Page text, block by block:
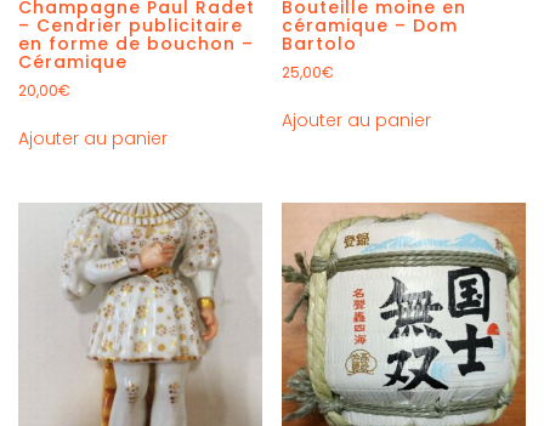
Champagne Paul Radet
– Cendrier publicitaire
en forme de bouchon –
Céramique
20,00€
Ajouter au panier
Bouteille moine en
céramique – Dom
Bartolo
25,00€
Ajouter au panier